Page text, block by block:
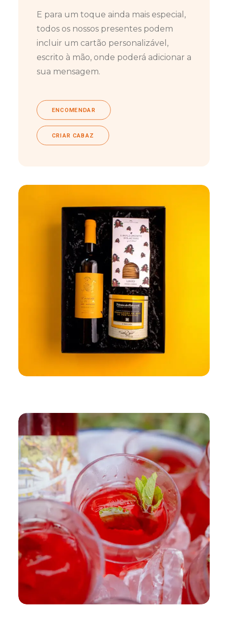
E para um toque ainda mais especial,
todos os nossos presentes podem
incluir um cartão personalizável,
escrito à mão, onde poderá adicionar a
sua mensagem.
ENCOMENDAR
CRIAR CABAZ